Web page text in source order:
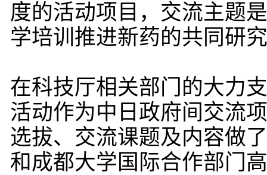
度的活动项目，交流主题
学培训推进新药的共同研
在科技厅相关部门的大力
活动作为中日政府间交流
选拔、交流课题及内容做
和成都大学国际合作部门